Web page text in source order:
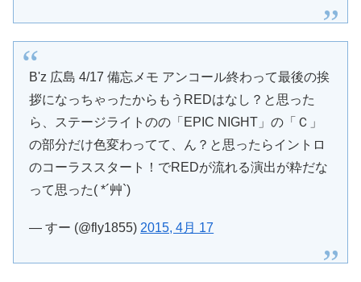
B'z 広島 4/17 備忘メモ アンコール終わって最後の挨
拶になっちゃったからもうREDはなし？と思った
ら、ステージライトのの「EPIC NIGHT」の「Ｃ」
の部分だけ色変わってて、ん？と思ったらイントロ
のコーラススタート！でREDが流れる演出が粋だな
って思った( *´艸`)
— すー (@fly1855) 2015, 4月 17